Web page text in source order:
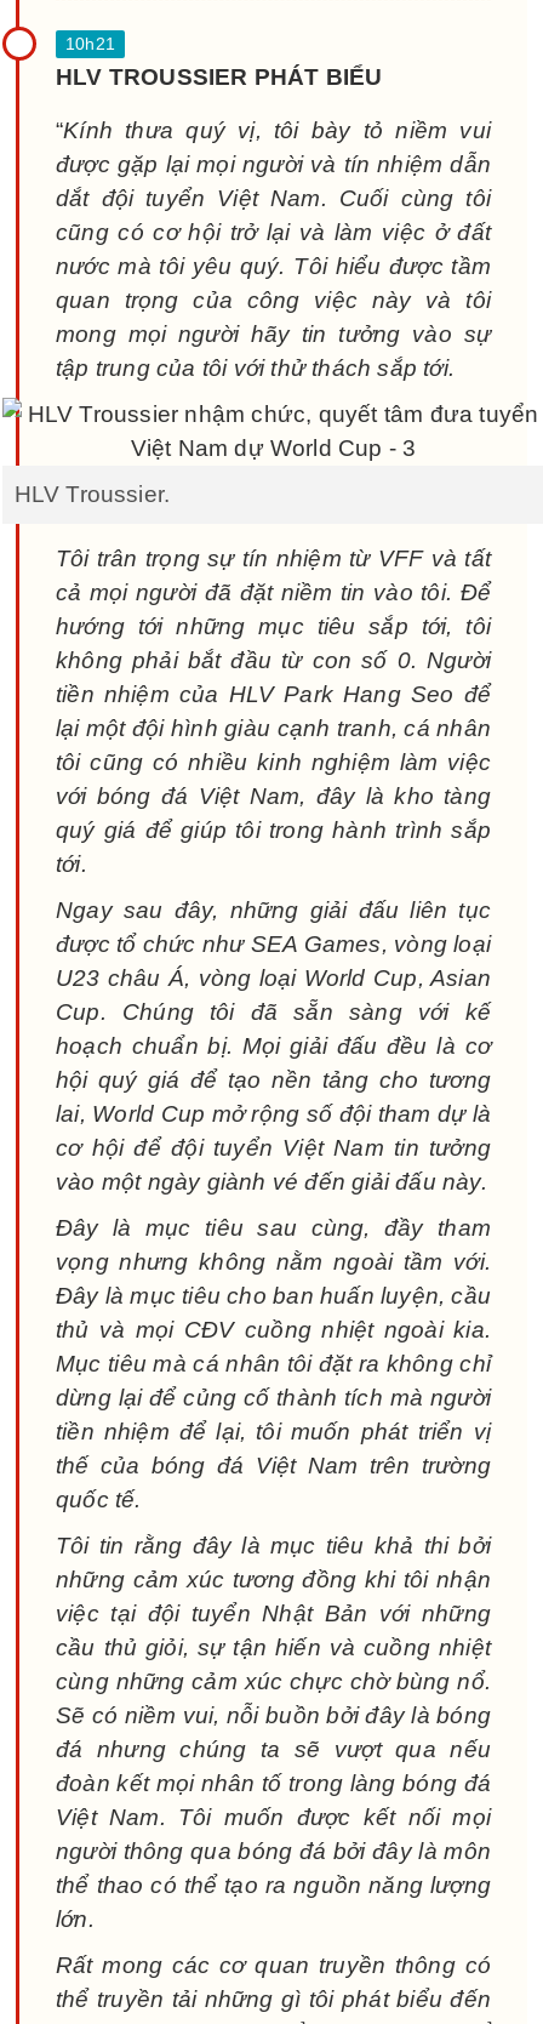
HLV TROUSSIER PHÁT BIỂU
“Kính thưa quý vị, tôi bày tỏ niềm vui
được gặp lại mọi người và tín nhiệm dẫn
dắt đội tuyển Việt Nam. Cuối cùng tôi
cũng có cơ hội trở lại và làm việc ở đất
nước mà tôi yêu quý. Tôi hiểu được tầm
quan trọng của công việc này và tôi
mong mọi người hãy tin tưởng vào sự
tập trung của tôi với thử thách sắp tới.
HLV Troussier.
Tôi trân trọng sự tín nhiệm từ VFF và tất
cả mọi người đã đặt niềm tin vào tôi. Để
hướng tới những mục tiêu sắp tới, tôi
không phải bắt đầu từ con số 0. Người
tiền nhiệm của HLV Park Hang Seo để
lại một đội hình giàu cạnh tranh, cá nhân
tôi cũng có nhiều kinh nghiệm làm việc
với bóng đá Việt Nam, đây là kho tàng
quý giá để giúp tôi trong hành trình sắp
tới.
Ngay sau đây, những giải đấu liên tục
được tổ chức như SEA Games, vòng loại
U23 châu Á, vòng loại World Cup, Asian
Cup. Chúng tôi đã sẵn sàng với kế
hoạch chuẩn bị. Mọi giải đấu đều là cơ
hội quý giá để tạo nền tảng cho tương
lai, World Cup mở rộng số đội tham dự là
cơ hội để đội tuyển Việt Nam tin tưởng
vào một ngày giành vé đến giải đấu này.
Đây là mục tiêu sau cùng, đầy tham
vọng nhưng không nằm ngoài tầm với.
Đây là mục tiêu cho ban huấn luyện, cầu
thủ và mọi CĐV cuồng nhiệt ngoài kia.
Mục tiêu mà cá nhân tôi đặt ra không chỉ
dừng lại để củng cố thành tích mà người
tiền nhiệm để lại, tôi muốn phát triển vị
thế của bóng đá Việt Nam trên trường
quốc tế.
Tôi tin rằng đây là mục tiêu khả thi bởi
những cảm xúc tương đồng khi tôi nhận
việc tại đội tuyển Nhật Bản với những
cầu thủ giỏi, sự tận hiến và cuồng nhiệt
cùng những cảm xúc chực chờ bùng nổ.
Sẽ có niềm vui, nỗi buồn bởi đây là bóng
đá nhưng chúng ta sẽ vượt qua nếu
đoàn kết mọi nhân tố trong làng bóng đá
Việt Nam. Tôi muốn được kết nối mọi
người thông qua bóng đá bởi đây là môn
thể thao có thể tạo ra nguồn năng lượng
lớn.
Rất mong các cơ quan truyền thông có
thể truyền tải những gì tôi phát biểu đến